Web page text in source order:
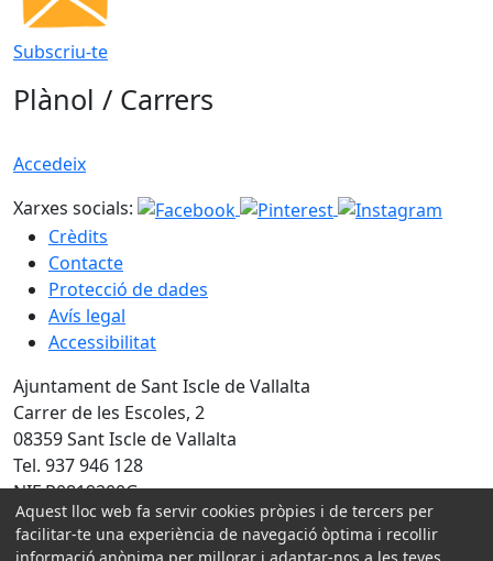
Subscriu-te
Plànol / Carrers
Accedeix
Xarxes socials:
Crèdits
Contacte
Protecció de dades
Avís legal
Accessibilitat
Ajuntament de Sant Iscle de Vallalta
Carrer de les Escoles, 2
08359 Sant Iscle de Vallalta
Tel. 937 946 128
NIF P0819200G
Amb la col·laboració de:
Aquest lloc web fa servir cookies pròpies i de tercers per
facilitar-te una experiència de navegació òptima i recollir